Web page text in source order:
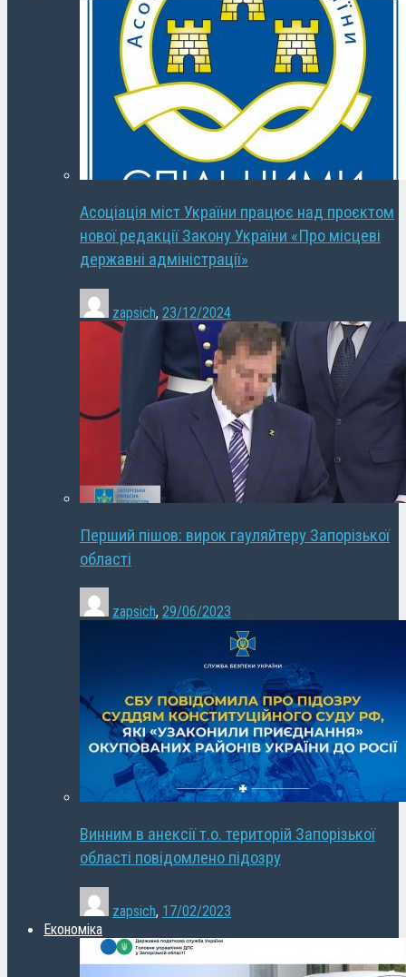
Асоціація міст України працює над проєктом
нової редакції Закону України «Про місцеві
державні адміністрації»
zapsich, 23/12/2024
Перший пішов: вирок гауляйтеру Запорізької
області
zapsich, 29/06/2023
Винним в анексії т.о. територій Запорізької
області повідомлено підозру
zapsich, 17/02/2023
Економіка